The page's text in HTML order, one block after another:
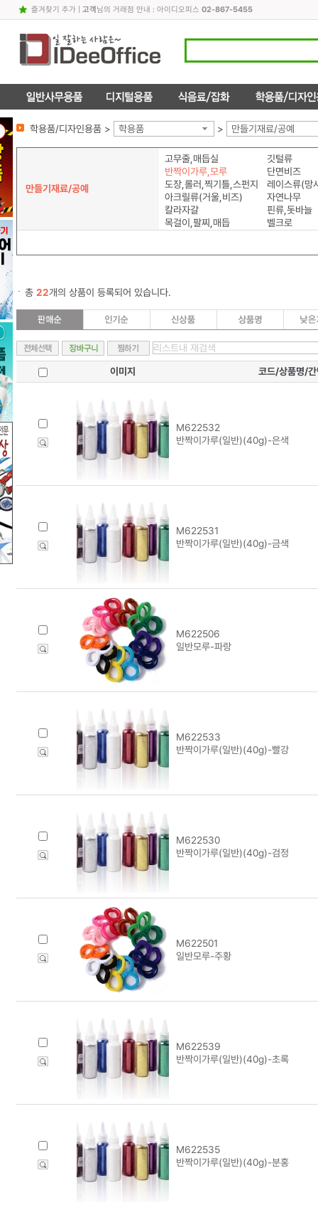
즐겨찾기 추가| 고객님의 거래점 안내 : 아이디오피스 02-867-5455
학용품/디자인용품 > 학용품 > 만들기재료/공예
만들기재료/공예
고무줄,매듭실
깃털류
반짝이가루,모루
단면비즈
도장,롤러,찍기틀,스펀지
레이스류(망
아크릴류(거울,비즈)
자연나무
칼라자갈
핀류,돗바늘
목걸이,팔찌,매듭
벨크로
총 22개의 상품이 등록되어 있습니다.
이미지 코드/상품명/간
M622532
반짝이가루(일반)(40g)-은색
M622531
반짝이가루(일반)(40g)-금색
M622506
일반모루-파랑
M622533
반짝이가루(일반)(40g)-빨강
M622530
반짝이가루(일반)(40g)-검정
M622501
일반모루-주황
M622539
반짝이가루(일반)(40g)-초록
M622535
반짝이가루(일반)(40g)-분홍